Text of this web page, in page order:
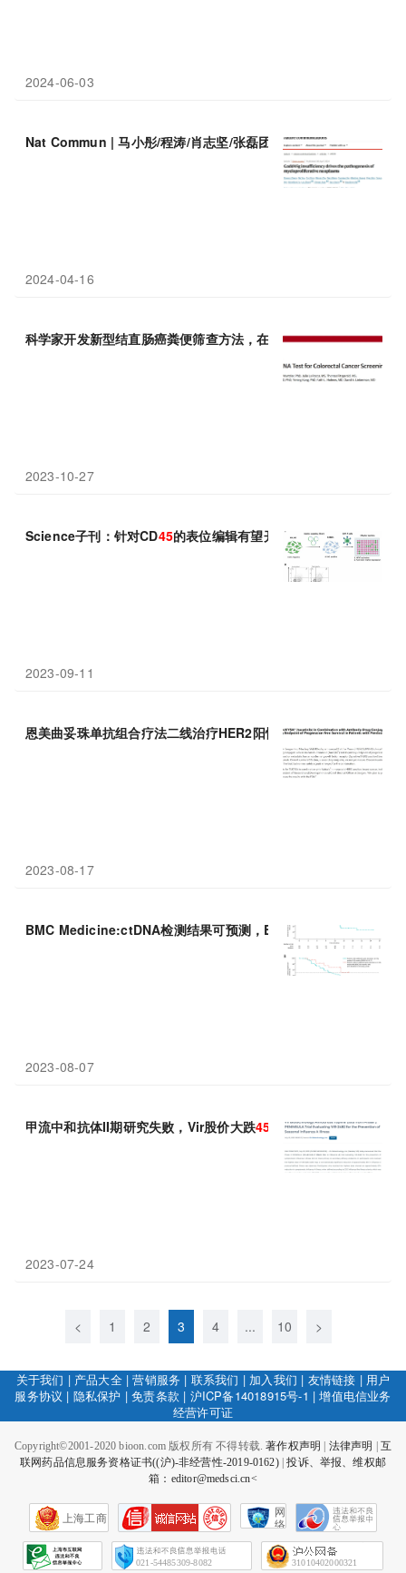
2024-06-03
Nat Commun | 马小彤/程涛/肖志坚/张磊团队首次揭示GADD
2024-04-16
科学家开发新型结直肠癌粪便筛查方法，在 45到49岁人群中灵敏
2023-10-27
Science子刊：针对CD45的表位编辑有望开发出治疗所有血癌的
2023-09-11
恩美曲妥珠单抗组合疗法二线治疗HER2阳性乳腺癌III期研究达PFS
2023-08-17
BMC Medicine:ctDNA检测结果可预测，EGFR突变型肺癌患者脑
2023-08-07
甲流中和抗体II期研究失败，Vir股价大跌45
2023-07-24
< 1 2 3 4 ... 10 >
关于我们 | 产品大全|营销服务 | 联系我们 | 加入我们 | 友情链接 | 用户
服务协议 | 隐私保护 |免责条款 | 沪ICP备14018915号-1 |增值电信业务
经营许可证
Copyright©2001-2020 bioon.com 版权所有 不得转载.著作权声明 法律声明
互
联网药品信息服务资格证书((沪)-非经营性-2019-0162)|投诉、举报、维权邮
箱：editor@medsci.cn<
上海工商
网
络
会
征
021-54485309-8082 31010402000321